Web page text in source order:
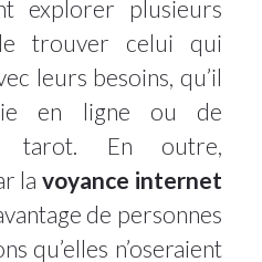
explorer plusieurs
trouver celui qui
leurs besoins, qu’il
en ligne ou de
tarot. En outre,
lavoyance internet
de personnes
qu’elles n’oseraient